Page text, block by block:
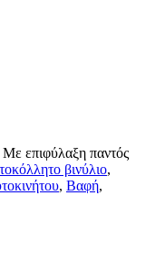
επιφύλαξη παντός
βινύλιο,
, Βαφή,